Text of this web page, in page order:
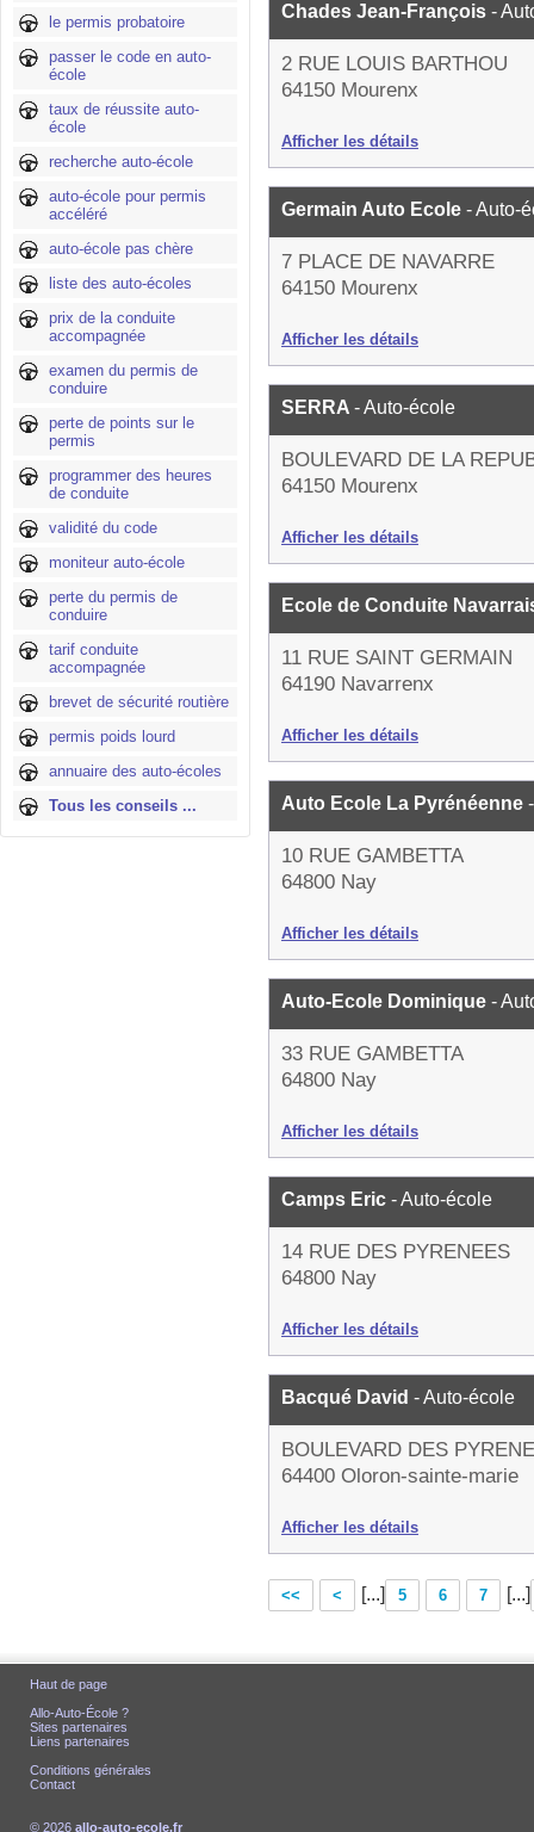
le permis probatoire
passer le code en auto-
école
taux de réussite auto-
école
recherche auto-école
auto-école pour permis
accéléré
auto-école pas chère
liste des auto-écoles
prix de la conduite
accompagnée
examen du permis de
conduire
perte de points sur le
permis
programmer des heures
de conduite
validité du code
moniteur auto-école
perte du permis de
conduire
tarif conduite
accompagnée
brevet de sécurité routière
permis poids lourd
annuaire des auto-écoles
Tous les conseils ...
Chades Jean-François -
2 RUE LOUIS BARTHOU
64150 Mourenx
Afficher les détails
Germain Auto Ecole - Auto-
7 PLACE DE NAVARRE
64150 Mourenx
Afficher les détails
SERRA - Auto-école
BOULEVARD DE LA
64150 Mourenx
Afficher les détails
Ecole de Conduite
11 RUE SAINT GERMAIN
64190 Navarrenx
Afficher les détails
Auto Ecole La Pyrénéenne
10 RUE GAMBETTA
64800 Nay
Afficher les détails
Auto-Ecole Dominique -
33 RUE GAMBETTA
64800 Nay
Afficher les détails
Camps Eric - Auto-école
14 RUE DES PYRENEES
64800 Nay
Afficher les détails
Bacqué David - Auto-école
BOULEVARD DES
64400 Oloron-sainte-marie
Afficher les détails
<< < [...] 5 6 7 [...]
Haut de page
Allo-Auto-École ?
Sites partenaires
Liens partenaires
Conditions générales
Contact
© 2026 allo-auto-ecole.fr